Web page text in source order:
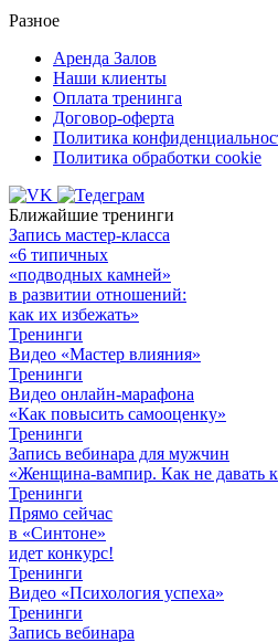
Разное
Аренда Залов
Наши клиенты
Оплата тренинга
Договор-оферта
Политика
Политика обработки cookie
Ближайшие тренинги
Запись мастер-класса
«6 типичных
«подводных камней»
в развитии отношений:
как их избежать»
Тренинги
Видео «Мастер влияния»
Тренинги
Видео онлайн-марафона
«Как повысить самооценку»
Тренинги
Запись вебинара для мужчин
«Женщина-вампир. Как не давать
Тренинги
Прямо сейчас
в «Синтоне»
идет конкурс!
Тренинги
Видео «Психология успеха»
Тренинги
Запись вебинара